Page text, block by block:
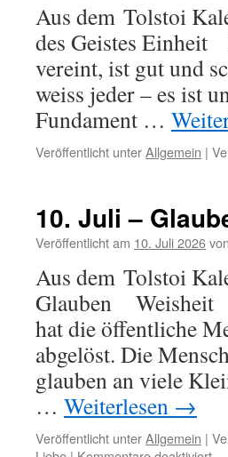
Aus dem Tolstoi
des Geistes
vereint, ist gut und
weiss jeder – es ist
Fundament …
Veröffentlicht unterAllgemein |
10. Juli –
Veröffentlicht am 10. Juli 2026von
Aus dem Tolstoi
Glauben Weisheit
hat die öffentliche
abgelöst. Die
glauben an viele
… Weiterlesen →
Veröffentlicht unterAllgemein |